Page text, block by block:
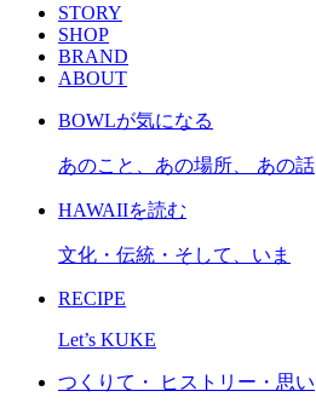
STORY
SHOP
BRAND
ABOUT
BOWLが気になる
あのこと、あの場所、 あの話
HAWAIIを読む
文化・伝統・そして、いま
RECIPE
Let’s KUKE
つくりて・ ヒストリー・思い